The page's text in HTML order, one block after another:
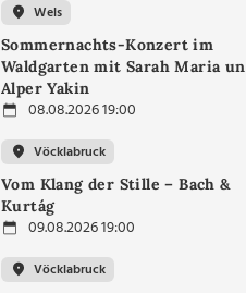
Wels
Sommernachts-Konzert im
Waldgarten mit Sarah Maria
Alper Yakin
08.08.2026 19:00
Vöcklabruck
Vom Klang der Stille – Bach &
Kurtág
09.08.2026 19:00
Vöcklabruck